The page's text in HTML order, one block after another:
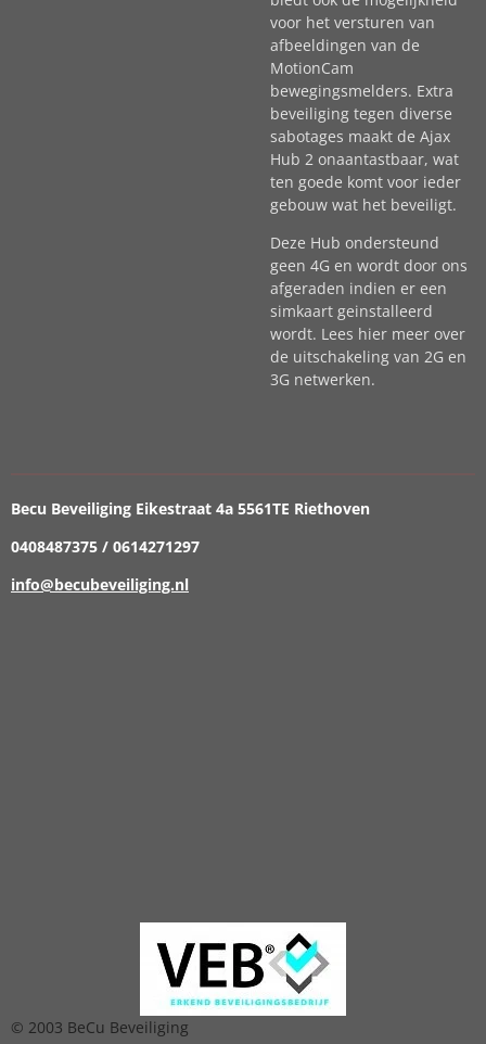
voor het versturen van
afbeeldingen van de
MotionCam
bewegingsmelders. Extra
beveiliging tegen diverse
sabotages maakt de Ajax
Hub 2 onaantastbaar, wat
ten goede komt voor ieder
gebouw wat het beveiligt.
Deze Hub ondersteund
geen 4G en wordt door ons
afgeraden indien er een
simkaart geinstalleerd
wordt. Lees hier meer over
de uitschakeling van 2G en
3G netwerken.
Becu Beveiliging Eikestraat 4a 5561TE Riethoven
0408487375 / 0614271297
info@becubeveiliging.nl
© 2003 BeCu Beveiliging